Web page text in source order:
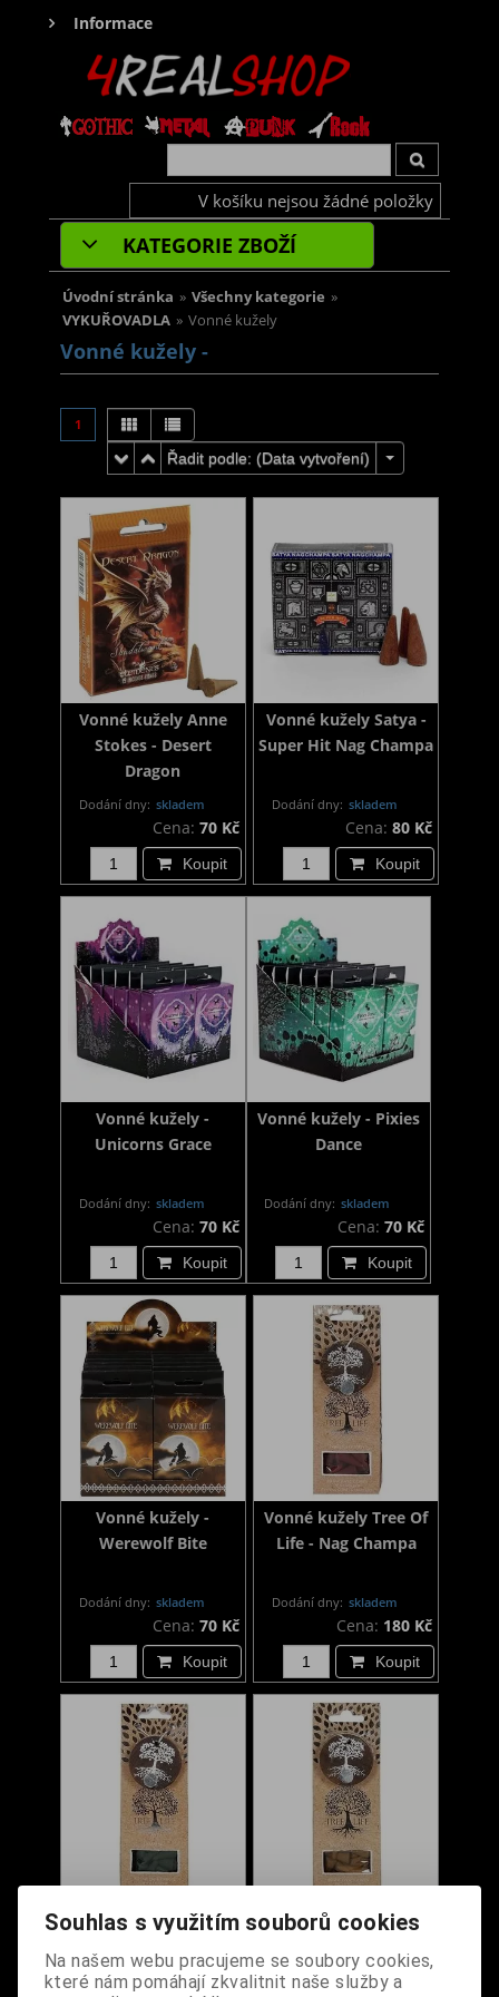
Informace
V košíku nejsou žádné položky
KATEGORIE ZBOŽÍ
Úvodní stránka » Všechny kategorie »
VYKUŘOVADLA » Vonné kužely
Vonné kužely -
1
Řadit podle: (Data vytvoření)
Vonné kužely Anne
Stokes - Desert
Dragon
Dodání dny: skladem
Cena: 70 Kč
Koupit
Vonné kužely Satya -
Super Hit Nag Champa
Dodání dny: skladem
Cena: 80 Kč
Koupit
Vonné kužely -
Unicorns Grace
Dodání dny: skladem
Cena: 70 Kč
Koupit
Vonné kužely - Pixies
Dance
Dodání dny: skladem
Cena:70 Kč
Koupit
Vonné kužely -
Werewolf Bite
Dodání dny: skladem
Cena: 70 Kč
Koupit
Vonné kužely Tree Of
Life - Nag Champa
Dodání dny: skladem
Cena: 180 Kč
Koupit
Vonné kužely Tree Of
Vonné kužely Tree Of
Souhlas s využitím souborů cookies
Na našem webu pracujeme se soubory cookies,
které nám pomáhají zkvalitnit naše služby a